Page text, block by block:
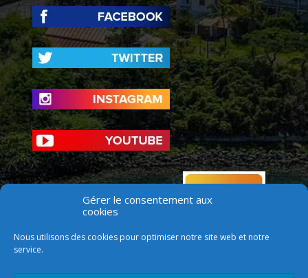
Gérer le consentement aux
cookies
Nous utilisons des cookies pour optimiser notre site web et notre
service.